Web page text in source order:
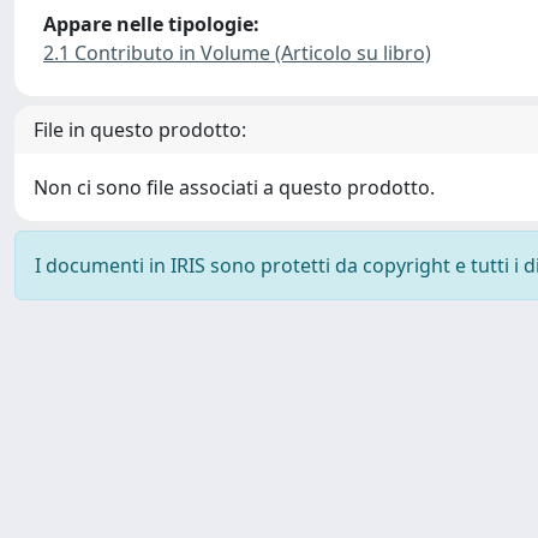
Appare nelle tipologie:
2.1 Contributo in Volume (Articolo su libro)
File in questo prodotto:
Non ci sono file associati a questo prodotto.
I documenti in IRIS sono protetti da copyright e tutti i